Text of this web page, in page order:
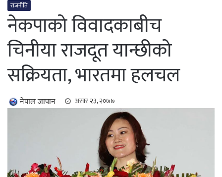
राजनीति
नेकपाको विवादकाबीच
चिनीया राजदूत यान्छीको
सक्रियता, भारतमा हलचल
नेपाल जापान असार २३, २०७७